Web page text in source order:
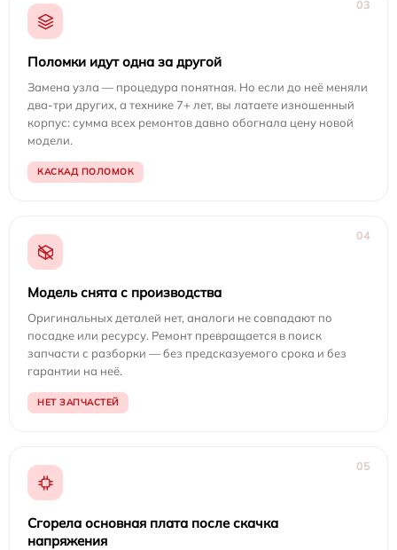
03
Поломки идут одна за другой
Замена узла — процедура понятная. Но если до неё меняли
два-три других, а технике 7+ лет, вы латаете изношенный
корпус: сумма всех ремонтов давно обогнала цену новой
модели.
КАСКАД ПОЛОМОК
04
Модель снята с производства
Оригинальных деталей нет, аналоги не совпадают по
посадке или ресурсу. Ремонт превращается в поиск
запчасти с разборки — без предсказуемого срока и без
гарантии на неё.
НЕТ ЗАПЧАСТЕЙ
05
Сгорела основная плата после скачка
напряжения